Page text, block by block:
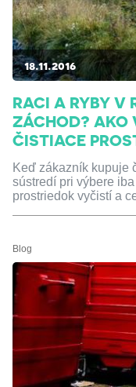
18.11.2016
RACI A RYBY V
ZÁCHOD? AKO
ČISTIACE
Keď zákazník kupuje
sústredí pri výbere
prostriedok vyčistí a
Blog